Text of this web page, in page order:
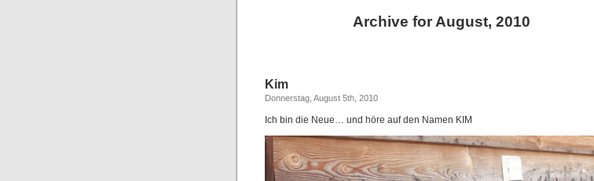
Archive for August, 2010
Kim
Donnerstag, August 5th, 2010
Ich bin die Neue… und höre auf den Namen KIM